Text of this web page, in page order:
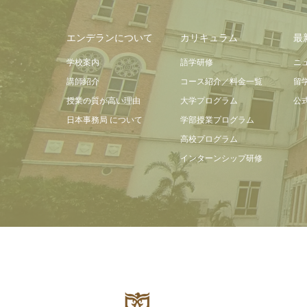
エンデランについて
学校案内
講師紹介
授業の質が高い理由
日本事務局 について
カリキュラム
語学研修
コース紹介／料金一覧
大学プログラム
学部授業プログラム
高校プログラム
インターンシップ研修
最
ニ
留
公